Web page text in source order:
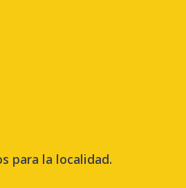
para la localidad.